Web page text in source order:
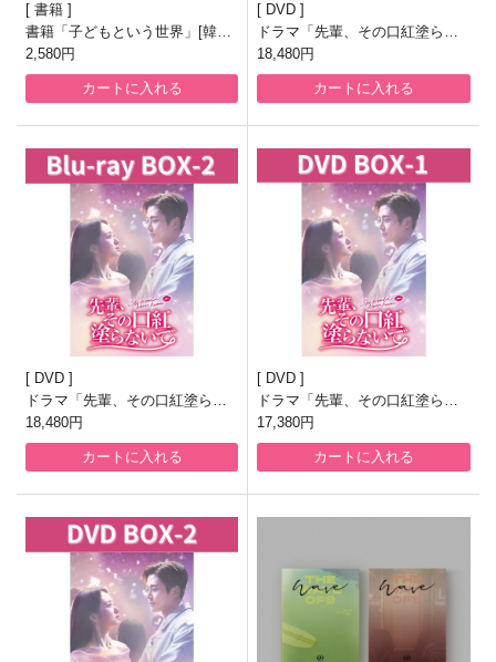
書籍
書籍「子どもという世界」[韓国
版]
2,580円
カートに入れる
DVD
ドラマ「先輩、その口紅塗らな
いで」Blu-ray BOX１
18,480円
カートに入れる
DVD
ドラマ「先輩、その口紅塗らな
いで」Blu-ray BOX2
18,480円
カートに入れる
DVD
ドラマ「先輩、その口紅塗らな
いで」DVD BOX１
17,380円
カートに入れる